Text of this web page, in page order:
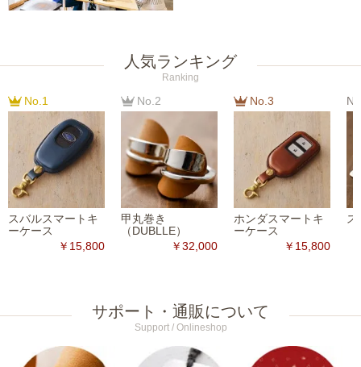
人気ランキング
Ranking
No.1
スバルスマートキ
ーケース
￥15,800
No.2
甲丸巻き
（DUBLLE）
￥32,000
No.3
ホンダスマートキ
ーケース
￥15,800
サポート・通販について
Support / Onlineshop